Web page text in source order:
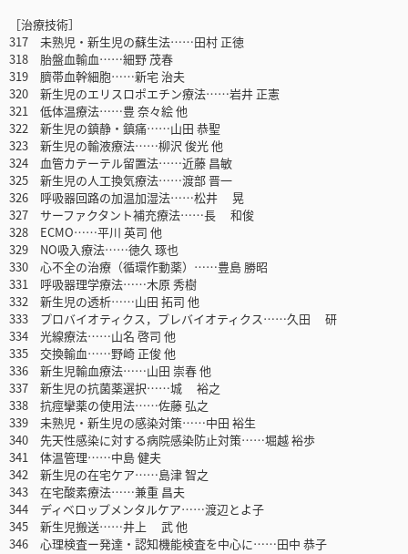
［治療技術］
317 未熟児・新生児の蘇生法……田村 正徳
318 胎盤血輸血……細野 茂春
319 臍帯血幹細胞……新宅 治夫
320 新生児のエリスロポエチン療法……岩井 正憲
321 低体温療法……豊 奈々絵 他
322 新生児の鎮静・鎮痛……山田 恭聖
323 新生児の輸液療法……柳沢 俊光 他
324 血管カテーテル留置法……近藤 昌敏
325 新生児の人工換気療法……渡部 晋一
326 呼吸器回路の加温加湿法……松井 晃
327 サーファクタント補充療法……長 和俊
328 ECMO……平川 英司 他
329 NO吸入療法……徳久 琢也
330 心不全の治療（循環作動薬）……豊島 勝昭
331 呼吸器理学療法……木原 秀樹
332 新生児の透析……山田 拓司 他
333 プロバイオティクス，プレバイオティクス……久田 研
334 光線療法……山名 啓司 他
335 交換輸血……野崎 正俊 他
336 新生児輸血療法……山田 崇春 他
337 新生児の抗菌薬選択……城 裕之
338 抗痙攣薬の使用法……佐藤 弘之
339 未熟児・新生児の感染対策……中田 裕生
340 先天性感染に対する病院感染防止対策……堀越 裕歩
341 体温管理……中島 健夫
342 新生児の在宅ケア……島津 智之
343 在宅酸素療法……兼重 昌夫
344 ディベロップメンタルケア……渡辺とよ子
345 新生児搬送……井上 武 他
346 心理検査ー発達・認知機能検査を中心に……田中 恭子